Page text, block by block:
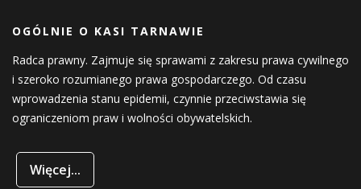
OGÓLNIE O KASI TARNAWIE
Radca prawny. Zajmuje się sprawami z zakresu prawa cywilnego
i szeroko rozumianego prawa gospodarczego. Od czasu
wprowadzenia stanu epidemii, czynnie przeciwstawia się
ograniczeniom praw i wolności obywatelskich.
Więcej...